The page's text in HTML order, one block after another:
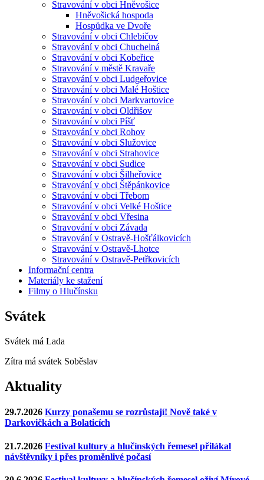
Stravování v obci Hněvošice
Hněvošická hospoda
Hospůdka ve Dvoře
Stravování v obci Chlebičov
Stravování v obci Chuchelná
Stravování v obci Kobeřice
Stravování v městě Kravaře
Stravování v obci Ludgeřovice
Stravování v obci Malé Hoštice
Stravování v obci Markvartovice
Stravování v obci Oldřišov
Stravování v obci Píšť
Stravování v obci Rohov
Stravování v obci Služovice
Stravování v obci Strahovice
Stravování v obci Sudice
Stravování v obci Šilheřovice
Stravování v obci Štěpánkovice
Stravování v obci Třebom
Stravování v obci Velké Hoštice
Stravování v obci Vřesina
Stravování v obci Závada
Stravování v Ostravě-Hošťálkovicích
Stravování v Ostravě-Lhotce
Stravování v Ostravě-Petřkovicích
Informační centra
Materiály ke stažení
Filmy o Hlučínsku
Svátek
Svátek má Lada
Zítra má svátek Soběslav
Aktuality
29.7.2026 Kurzy ponašemu se rozrůstají! Nově také v
Darkovičkách a Bolaticích
21.7.2026 Festival kultury a hlučínských řemesel přilákal
návštěvníky i přes proměnlivé počasí